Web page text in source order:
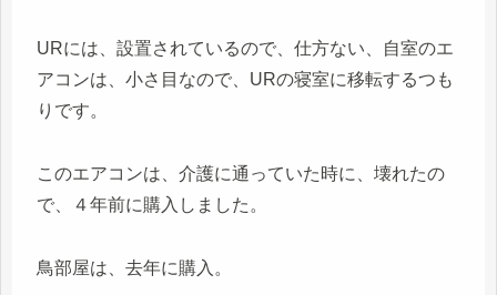
URには、設置されているので、仕方ない、自室のエ
アコンは、小さ目なので、URの寝室に移転するつも
りです。
このエアコンは、介護に通っていた時に、壊れたの
で、４年前に購入しました。
鳥部屋は、去年に購入。